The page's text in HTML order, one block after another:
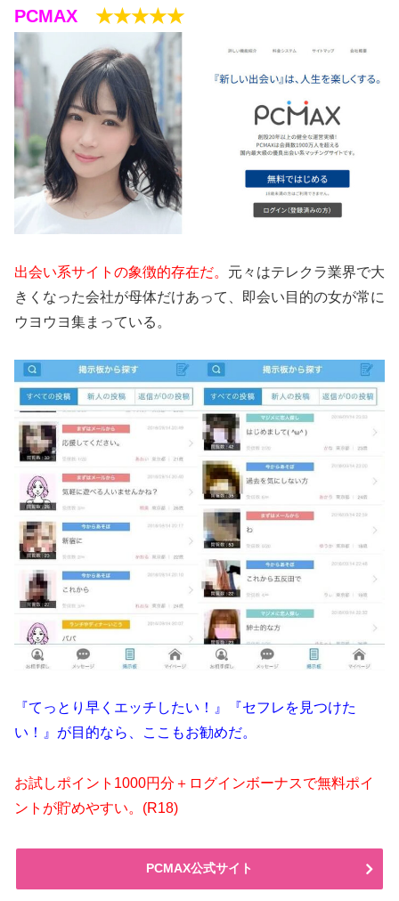
PCMAX ★★★★★
出会い系サイトの象徴的存在だ。 元々はテレクラ業界で大
きくなった会社が母体だけあって、即会い目的の女が常に
ウヨウヨ集まっている。
『てっとり早くエッチしたい！』『セフレを見つけた
い！』が目的なら、ここもお勧めだ。
お試しポイント1000円分＋ログインボーナスで無料ポイ
ントが貯めやすい。(R18)
PCMAX公式サイト